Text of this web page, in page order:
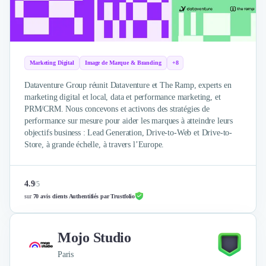
Influence Marketing
Veille commerciale
Photographie
Études Marketing
Présentations PowerPoint
SMS Marketing
Email Marketing
Logiciel Commercial
Assurance
Expertise Comptable
Levée de fonds
Droit des Affaires
Marketing Digital Image de Marque & Branding +8
Dataventure Group réunit Dataventure et The Ramp, experts en
marketing digital et local, data et performance marketing, et
PRM/CRM. Nous concevons et activons des stratégies de
performance sur mesure pour aider les marques à atteindre leurs
objectifs business : Lead Generation, Drive-to-Web et Drive-to-
Store, à grande échelle, à travers l’Europe.
4.9/5
sur70 avis clients Authentifiés par Trustfolio
Mojo Studio
Paris